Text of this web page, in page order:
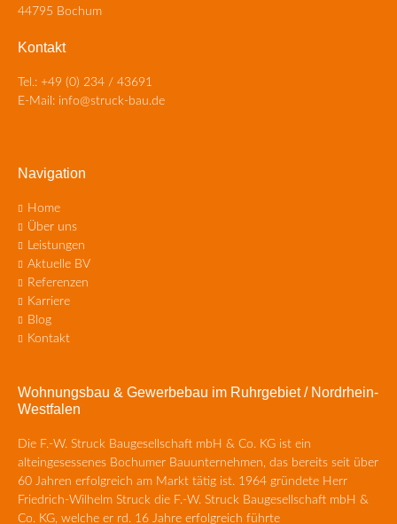
44795 Bochum
Kontakt
Tel.: +49 (0) 234 / 43691
E-Mail: info@struck-bau.de
Navigation
Navigation
überspringen
Home
Über uns
Leistungen
Aktuelle BV
Referenzen
Karriere
Blog
Kontakt
Wohnungsbau & Gewerbebau im Ruhrgebiet / Nordrhein-
Westfalen
Die F.-W. Struck Baugesellschaft mbH & Co. KG ist ein
alteingesessenes Bochumer Bauunternehmen, das bereits seit über
60 Jahren erfolgreich am Markt tätig ist. 1964 gründete Herr
Friedrich-Wilhelm Struck die F.-W. Struck Baugesellschaft mbH &
Co. KG, welche er rd. 16 Jahre erfolgreich führte